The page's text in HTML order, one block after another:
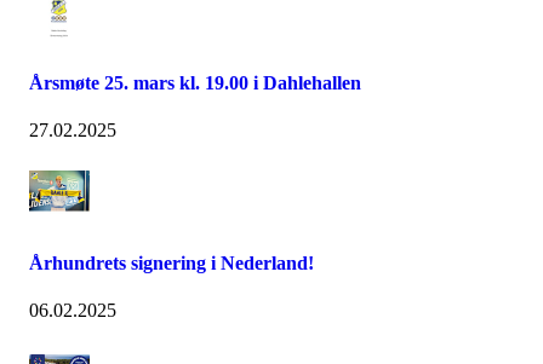
Årsmøte 25. mars kl. 19.00 i Dahlehallen
27.02.2025
Århundrets signering i Nederland!
06.02.2025